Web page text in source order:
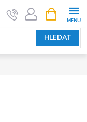
HLEDAT
NÁKUPNÍ
KOŠÍK